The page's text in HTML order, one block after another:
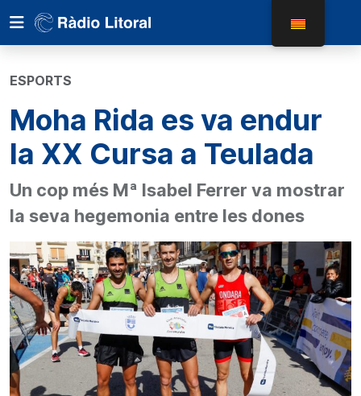
ESPORTS
Moha Rida es va endur
la XX Cursa a Teulada
Un cop més Mª Isabel Ferrer va mostrar
la seva hegemonia entre les dones